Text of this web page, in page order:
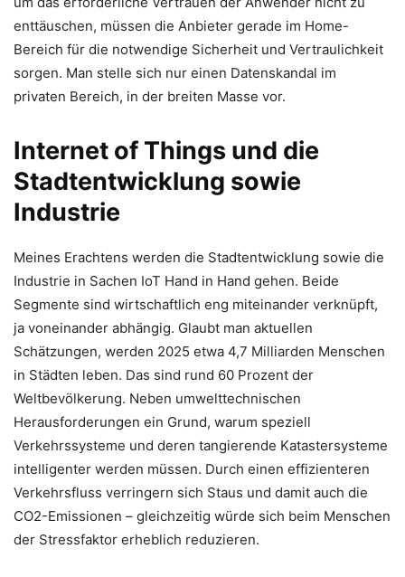
enttäuschen, müssen die Anbieter gerade im Home-
Bereich für die notwendige Sicherheit und Vertraulichkeit
sorgen. Man stelle sich nur einen Datenskandal im
privaten Bereich, in der breiten Masse vor.
Internet of Things und die
Stadtentwicklung sowie
Industrie
Meines Erachtens werden die Stadtentwicklung sowie die
Industrie in Sachen IoT Hand in Hand gehen. Beide
Segmente sind wirtschaftlich eng miteinander verknüpft,
ja voneinander abhängig. Glaubt man aktuellen
Schätzungen, werden 2025 etwa 4,7 Milliarden Menschen
in Städten leben. Das sind rund 60 Prozent der
Weltbevölkerung. Neben umwelttechnischen
Herausforderungen ein Grund, warum speziell
Verkehrssysteme und deren tangierende Katastersysteme
intelligenter werden müssen. Durch einen effizienteren
Verkehrsfluss verringern sich Staus und damit auch die
CO2-Emissionen – gleichzeitig würde sich beim Menschen
der Stressfaktor erheblich reduzieren.